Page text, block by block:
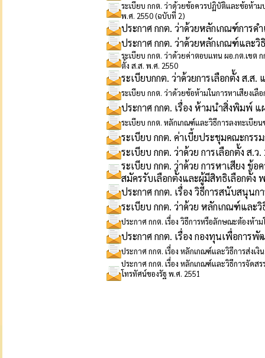
ระเบียบ กกต. ว่าด้วยข้อควรปฏิบัติและข้อห้าม
พ.ศ. 2550 (ฉบับที่ 2)
ประกาศ กกต. ว่าด้วยหลักเกณฑ์การด
ประกาศ กกต. ว่าด้วยหลักเกณฑ์และ
ระเบียบ กกต. ว่าด้วยค่าตอบแทน ผอ.กต.เขต
ตั้ง ส.ส. พ.ศ. 2550
ระเบียบกกต. ว่าด้วยการเลือกตั้ง ส.
ระเบียบ กกต. ว่าด้วยข้อห้ามในการหาเสียงเ
ประกาศ กกต. เรื่อง ห้ามนำสิ่งพิมพ์
ระเบียบ กกต. หลักเกณฑ์และวิธีการลงทะเบีย
ระเบียบ กกต. ค่าเบี้ยประชุมคณะกรร
ระเบียบ กกต. ว่าด้วย การเลือกตั้ง ส.ว
ระเบียบ กกต. ว่าด้วย การหาเสียง ข้
สมัครรับเลือกตั้งและผู้มีสิทธิเลือกตั้ง
ประกาศ กกต. เรื่อง วิธีการสนับสนุนก
ระเบียบ กกต. ว่าด้วย หลักเกณฑ์และวิ
ประกาศ กกต. เรื่อง วิธีการหรือลักษณะต้องห้า
ประกาศ กกต. เรื่อง กองทุนเพื่อการ
ประกาศ กกต. เรื่อง หลักเกณฑ์และวิธีการส่งเ
ประกาศ กกต. เรื่อง หลักเกณฑ์และวิธีการจัดส
โทรทัศน์ของรัฐ พ.ศ. 2551